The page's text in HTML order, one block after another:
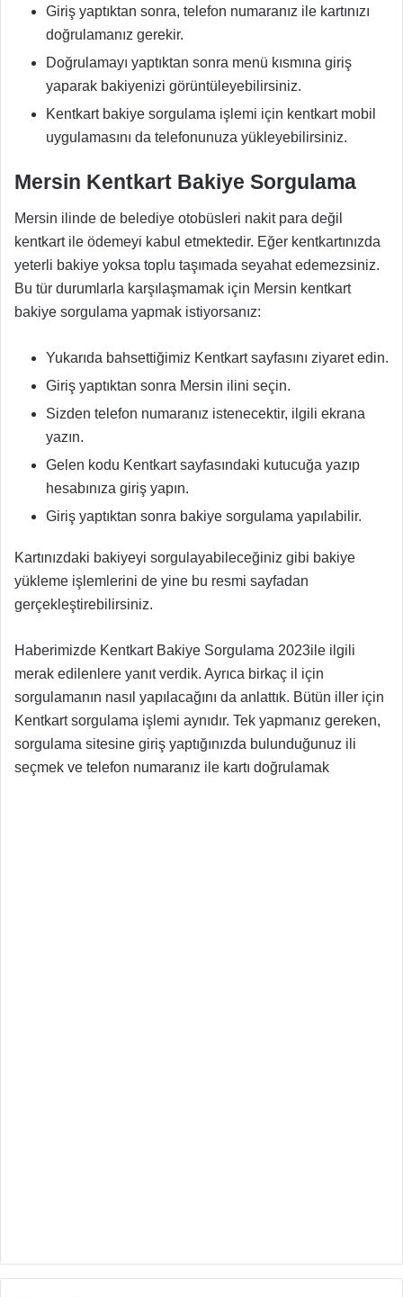
Giriş yaptıktan sonra, telefon numaranız ile kartınızı
doğrulamanız gerekir.
Doğrulamayı yaptıktan sonra menü kısmına giriş
yaparak bakiyenizi görüntüleyebilirsiniz.
Kentkart bakiye sorgulama işlemi için kentkart mobil
uygulamasını da telefonunuza yükleyebilirsiniz.
Mersin Kentkart Bakiye Sorgulama
Mersin ilinde de belediye otobüsleri nakit para değil
kentkart ile ödemeyi kabul etmektedir. Eğer kentkartınızda
yeterli bakiye yoksa toplu taşımada seyahat edemezsiniz.
Bu tür durumlarla karşılaşmamak için Mersin kentkart
bakiye sorgulama yapmak istiyorsanız:
Yukarıda bahsettiğimiz Kentkart sayfasını ziyaret edin.
Giriş yaptıktan sonra Mersin ilini seçin.
Sizden telefon numaranız istenecektir, ilgili ekrana
yazın.
Gelen kodu Kentkart sayfasındaki kutucuğa yazıp
hesabınıza giriş yapın.
Giriş yaptıktan sonra bakiye sorgulama yapılabilir.
Kartınızdaki bakiyeyi sorgulayabileceğiniz gibi bakiye
yükleme işlemlerini de yine bu resmi sayfadan
gerçekleştirebilirsiniz.
Haberimizde Kentkart Bakiye Sorgulama 2023ile ilgili
merak edilenlere yanıt verdik. Ayrıca birkaç il için
sorgulamanın nasıl yapılacağını da anlattık. Bütün iller için
Kentkart sorgulama işlemi aynıdır. Tek yapmanız gereken,
sorgulama sitesine giriş yaptığınızda bulunduğunuz ili
seçmek ve telefon numaranız ile kartı doğrulamak